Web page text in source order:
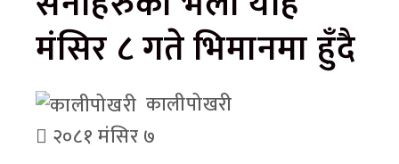
मंसिर ८ गते भिमानमा हुँदै
कालीपोखरी
२०८१ मंसिर ७